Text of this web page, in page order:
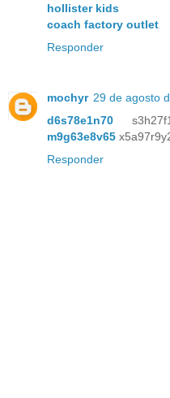
hollister kids
coach factory outlet
Responder
mochyr 29 de agosto
d6s78e1n70
m9g63e8v65
Responder